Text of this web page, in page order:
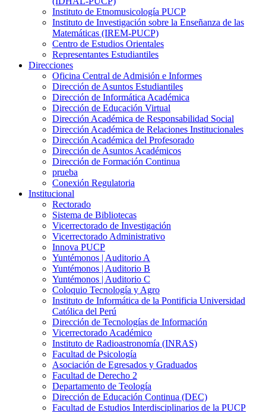
Instituto de Etnomusicología PUCP
Instituto de Investigación sobre la Enseñanza de las
Matemáticas (IREM-PUCP)
Centro de Estudios Orientales
Representantes Estudiantiles
Direcciones
Oficina Central de Admisión e Informes
Dirección de Asuntos Estudiantiles
Dirección de Informática Académica
Dirección de Educación Virtual
Dirección Académica de Responsabilidad Social
Dirección Académica de Relaciones Institucionales
Dirección Académica del Profesorado
Dirección de Asuntos Académicos
Dirección de Formación Continua
prueba
Conexión Regulatoria
Institucional
Rectorado
Sistema de Bibliotecas
Vicerrectorado de Investigación
Vicerrectorado Administrativo
Innova PUCP
Yuntémonos | Auditorio A
Yuntémonos | Auditorio B
Yuntémonos | Auditorio C
Coloquio Tecnología y Agro
Instituto de Informática de la Pontificia Universidad
Católica del Perú
Dirección de Tecnologías de Información
Vicerrectorado Académico
Instituto de Radioastronomía (INRAS)
Facultad de Psicología
Asociación de Egresados y Graduados
Facultad de Derecho 2
Departamento de Teología
Dirección de Educación Continua (DEC)
Facultad de Estudios Interdisciplinarios de la PUCP